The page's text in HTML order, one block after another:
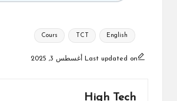
Tags:
Cours TCT English
Last updated on أغسطس 3, 2025
High Tech